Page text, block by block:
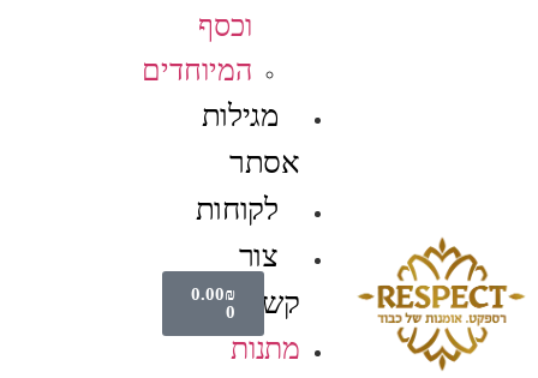
וכסף
המיוחדים
מגילות
אסתר
לקוחות
צור
קשר
מתנות
0.00₪
0